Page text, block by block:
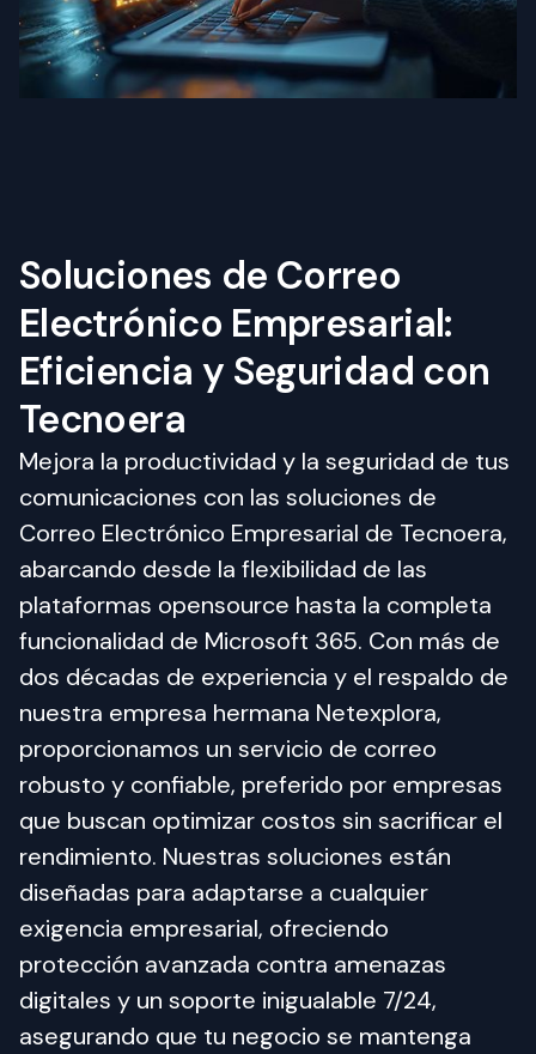
Soluciones de Correo
Electrónico Empresarial:
Eficiencia y Seguridad con
Tecnoera
Mejora la productividad y la seguridad de tus
comunicaciones con las soluciones de
Correo Electrónico Empresarial de Tecnoera,
abarcando desde la flexibilidad de las
plataformas opensource hasta la completa
funcionalidad de Microsoft 365. Con más de
dos décadas de experiencia y el respaldo de
nuestra empresa hermana Netexplora,
proporcionamos un servicio de correo
robusto y confiable, preferido por empresas
que buscan optimizar costos sin sacrificar el
rendimiento. Nuestras soluciones están
diseñadas para adaptarse a cualquier
exigencia empresarial, ofreciendo
protección avanzada contra amenazas
digitales y un soporte inigualable 7/24,
asegurando que tu negocio se mantenga